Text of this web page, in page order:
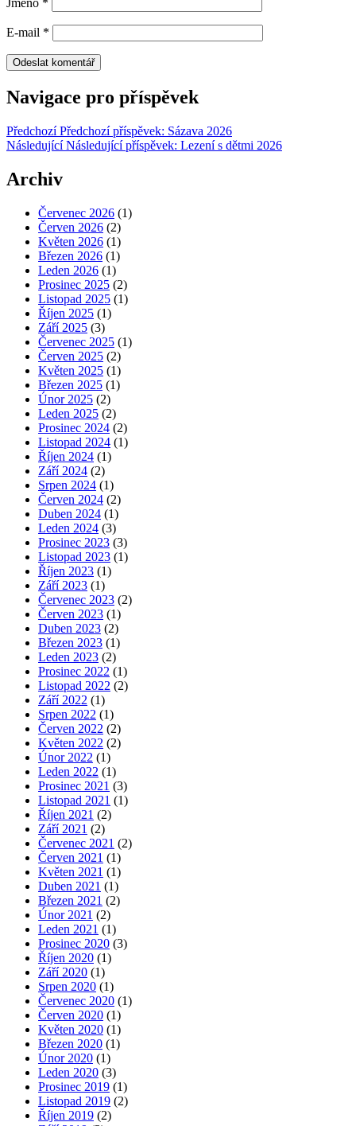
Jméno *
E-mail *
Navigace pro příspěvek
Předchozí Předchozí příspěvek: Sázava 2026
Následující Následující příspěvek: Lezení s dětmi 2026
Archiv
Červenec 2026 (1)
Červen 2026 (2)
Květen 2026 (1)
Březen 2026 (1)
Leden 2026 (1)
Prosinec 2025 (2)
Listopad 2025 (1)
Říjen 2025 (1)
Září 2025 (3)
Červenec 2025 (1)
Červen 2025 (2)
Květen 2025 (1)
Březen 2025 (1)
Únor 2025 (2)
Leden 2025 (2)
Prosinec 2024 (2)
Listopad 2024 (1)
Říjen 2024 (1)
Září 2024 (2)
Srpen 2024 (1)
Červen 2024 (2)
Duben 2024 (1)
Leden 2024 (3)
Prosinec 2023 (3)
Listopad 2023 (1)
Říjen 2023 (1)
Září 2023 (1)
Červenec 2023 (2)
Červen 2023 (1)
Duben 2023 (2)
Březen 2023 (1)
Leden 2023 (2)
Prosinec 2022 (1)
Listopad 2022 (2)
Září 2022 (1)
Srpen 2022 (1)
Červen 2022 (2)
Květen 2022 (2)
Únor 2022 (1)
Leden 2022 (1)
Prosinec 2021 (3)
Listopad 2021 (1)
Říjen 2021 (2)
Září 2021 (2)
Červenec 2021 (2)
Červen 2021 (1)
Květen 2021 (1)
Duben 2021 (1)
Březen 2021 (2)
Únor 2021 (2)
Leden 2021 (1)
Prosinec 2020 (3)
Říjen 2020 (1)
Září 2020 (1)
Srpen 2020 (1)
Červenec 2020 (1)
Červen 2020 (1)
Květen 2020 (1)
Březen 2020 (1)
Únor 2020 (1)
Leden 2020 (3)
Prosinec 2019 (1)
Listopad 2019 (2)
Říjen 2019 (2)